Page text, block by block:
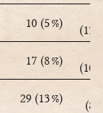
10 (5 %)
(13
17 (8 %)
(10
29 (13 %)
(8